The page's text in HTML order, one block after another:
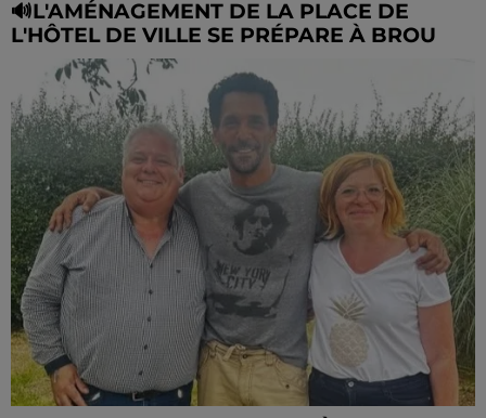
🔊L'AMÉNAGEMENT DE LA PLACE DE
L'HÔTEL DE VILLE SE PRÉPARE À BROU